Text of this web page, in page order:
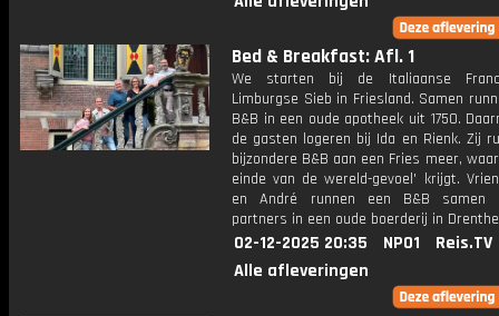
Bed & Breakfast: Afl. 1
We starten bij de Italiaanse
Limburgse Sieb in Friesland. Samen
B&B in een oude apotheek uit 1750.
de gasten logeren bij Ida en Rienk. Zij
bijzondere B&B aan een Fries meer,
einde van de wereld-gevoel' krijgt.
en André runnen een B&B samen
partners in een oude boerderij in
02-12-2025 20:35 NPO1
Reis.TV
Alle afleveringen